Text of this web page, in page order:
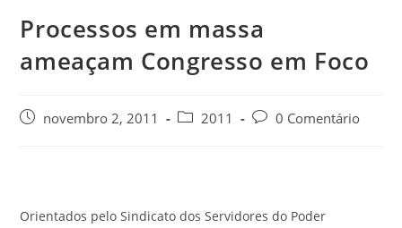
Processos em massa
ameaçam Congresso em Foco
novembro 2, 2011 2011 0 Comentário
Orientados pelo Sindicato dos Servidores do Poder